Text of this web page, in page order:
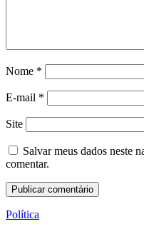
Nome *
E-mail *
Site
Salvar meus dados neste
comentar.
Política